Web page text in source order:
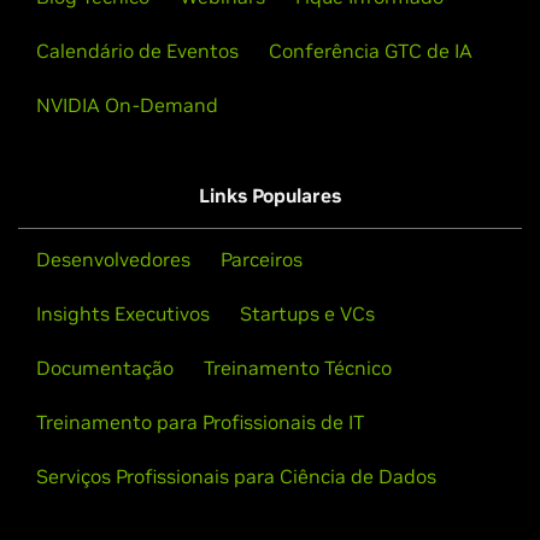
Segmento:Fábricas soberanas de AI
de IA soberanas A
Tech Mahindra é um serviço global de consultoria e
Calendário de Eventos Conferência GTC de IA
NVIDIA On-Demand
Links Populares
Desenvolvedores Parceiros
Insights Executivos Startups e VCs
Documentação Treinamento Técnico
Treinamento para Profissionais de IT
Serviços Profissionais para Ciência de Dados